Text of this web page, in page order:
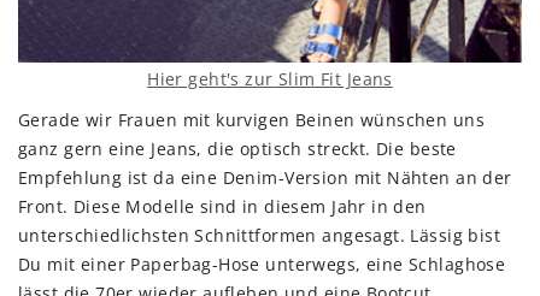
Hier geht's zur Slim Fit Jeans
Gerade wir Frauen mit kurvigen Beinen wünschen uns
ganz gern eine Jeans, die optisch streckt. Die beste
Empfehlung ist da eine Denim-Version mit Nähten an der
Front. Diese Modelle sind in diesem Jahr in den
unterschiedlichsten Schnittformen angesagt. Lässig bist
Du mit einer Paperbag-Hose unterwegs, eine Schlaghose